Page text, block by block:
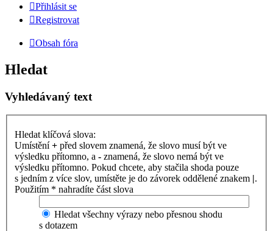
Přihlásit se
Registrovat
Obsah fóra
Hledat
Vyhledávaný text
Hledat klíčová slova:
Umístění+ před slovem znamená, že slovo musí být ve
výsledku přítomno, a - znamená, že slovo nemá být ve
výsledku přítomno. Pokud chcete, aby stačila shoda pouze
s jedním z více slov, umístěte je do závorek oddělené znakem |.
Použitím * nahradíte část slova
Hledat všechny výrazy nebo přesnou shodu
s dotazem